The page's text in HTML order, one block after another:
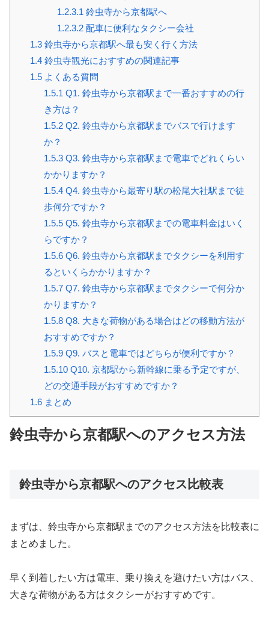
1.2.3.1 鈴虫寺から京都駅へ
1.2.3.2 配車に便利なタクシー会社
1.3鈴虫寺から京都駅へ最も安く行く方法
1.4鈴虫寺観光におすすめの関連記事
1.5よくある質問
1.5.1 Q1. 鈴虫寺から京都駅まで一番おすすめの行
き方は？
1.5.2Q2. 鈴虫寺から京都駅までバスで行けます
か？
1.5.3Q3. 鈴虫寺から京都駅まで電車でどれくらい
かかりますか？
1.5.4Q4. 鈴虫寺から最寄り駅の松尾大社駅まで徒
歩何分ですか？
1.5.5Q5. 鈴虫寺から京都駅までの電車料金はいく
らですか？
1.5.6Q6. 鈴虫寺から京都駅までタクシーを利用す
るといくらかかりますか？
1.5.7Q7. 鈴虫寺から京都駅までタクシーで何分か
かりますか？
1.5.8Q8. 大きな荷物がある場合はどの移動方法が
おすすめですか？
1.5.9Q9. バスと電車ではどちらが便利ですか？
1.5.10Q10. 京都駅から新幹線に乗る予定ですが、
どの交通手段がおすすめですか？
1.6まとめ
鈴虫寺から京都駅へのアクセス方法
鈴虫寺から京都駅へのアクセス比較表
まずは、鈴虫寺から京都駅までのアクセス方法を比較表に
まとめました。
早く到着したい方は電車、乗り換えを避けたい方はバス、
大きな荷物がある方はタクシーがおすすめです。